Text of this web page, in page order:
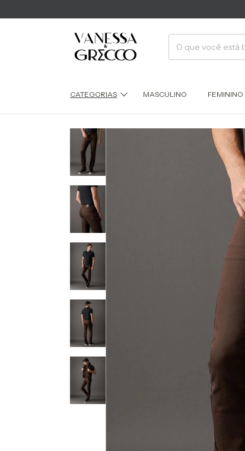
CATEGORIAS MASCULINO FEMININO